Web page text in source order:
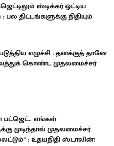
ஸ்டிக்கர் ஒட்டிய
பல திட்டங்களுக்கு நிதியும்
எழுச்சி : தனக்குத் தானே
கொண்ட முதலமைச்சர்
பட்ஜெட்.. எங்கள்
முடிந்தால் முதலமைச்சர்
: உதயநிதி ஸ்டாலின்!